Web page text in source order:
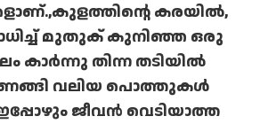
കരയിൽ,
മുതുക് കുനിഞ്ഞ ഒരു
കാർന്നു തിന്ന തടിയിൽ
വലിയ പൊത്തുകൾ
ജീവൻ വെടിയാത്ത